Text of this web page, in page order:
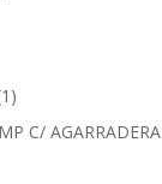
C/ AGARRADERA